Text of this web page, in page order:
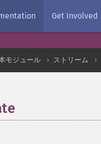
Get Involved
モジュール ストリーム